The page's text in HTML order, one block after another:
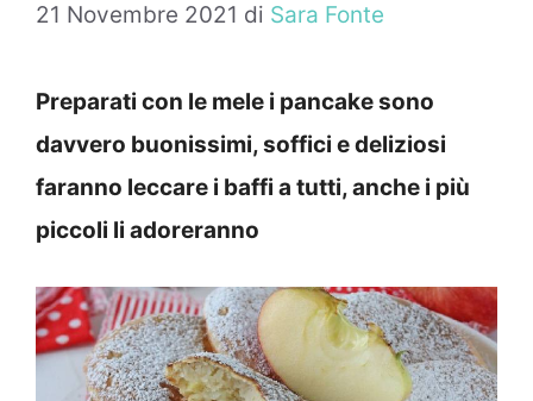
21 Novembre 2021 di Sara Fonte
Preparati con le mele i pancake sono
davvero buonissimi, soffici e deliziosi
faranno leccare i baffi a tutti, anche i più
piccoli li adoreranno